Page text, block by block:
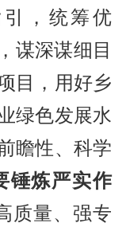
， 统筹优
谋深谋细目
目，用好乡
绿色发展水
瞻性、科学
锤炼严实作
质量、强专